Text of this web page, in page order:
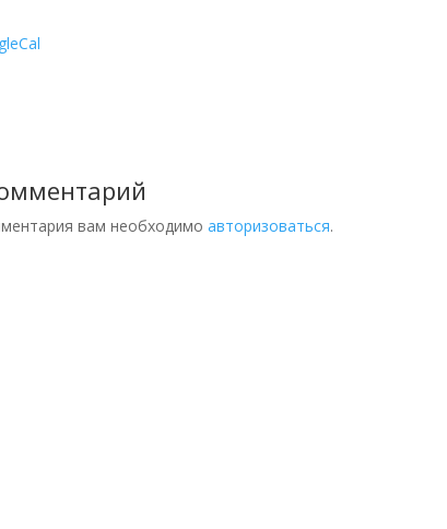
вам необходимоавторизоваться.